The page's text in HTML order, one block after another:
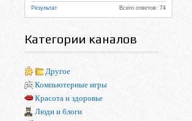
Результат Всего ответов: 74
Категории каналов
Другое
Компьютерные игры
Красота и здоровье
Люди и блоги